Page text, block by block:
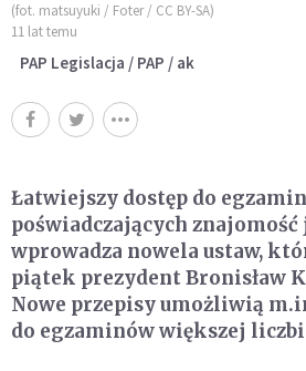
(fot. matsuyuki / Foter / CC BY-SA)
11 lat temu
PAP Legislacja / PAP / ak
Łatwiejszy dostęp do
poświadczających
wprowadza nowela ustaw,
piątek prezydent Bronisław
Nowe przepisy umożliwią
do egzaminów większej